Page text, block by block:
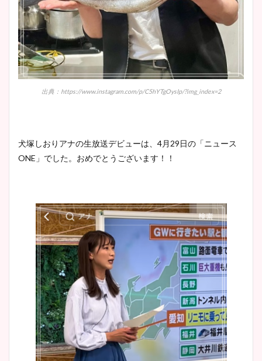
出典：https://www.instagram.com/p/C5hYTgOysIp/?img_index=2
犬塚しおりアナの生放送デビューは、4月29日の「ニュース
ONE」でした。おめでとうございます！！